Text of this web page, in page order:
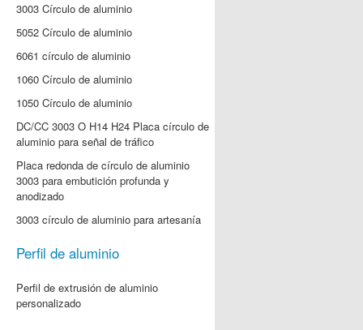
3003 Círculo de aluminio
5052 Círculo de aluminio
6061 círculo de aluminio
1060 Círculo de aluminio
1050 Círculo de aluminio
DC/CC 3003 O H14 H24 Placa círculo de
aluminio para señal de tráfico
Placa redonda de círculo de aluminio
3003 para embutición profunda y
anodizado
3003 círculo de aluminio para artesanía
Perfil de aluminio
Perfil de extrusión de aluminio
personalizado